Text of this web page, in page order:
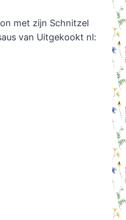
met zijn Schnitzel
van Uitgekookt nl: